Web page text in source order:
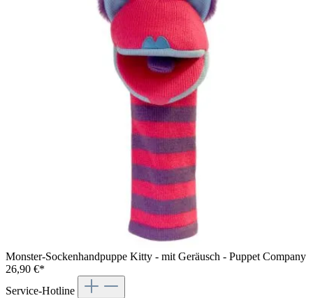
Monster-Sockenhandpuppe Kitty - mit Geräusch - Puppet Company
26,90 €*
Service-Hotline